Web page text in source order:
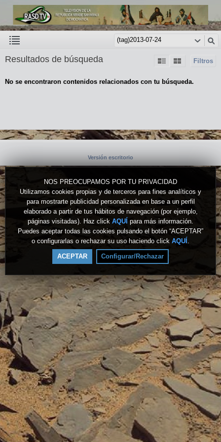
NOS PREOCUPAMOS POR TU PRIVACIDAD
Utilizamos cookies propias y de terceros para fines analíticos y
para mostrarte publicidad personalizada en base a un perfil
elaborado a partir de tus hábitos de navegación (por ejemplo,
páginas visitadas). Haz click AQUÍ para más información.
Puedes aceptar todas las cookies pulsando el botón “ACEPTAR”
o configurarlas o rechazar su uso haciendo click AQUÍ .
ACEPTAR Configurar/Rechazar
Filtros
Resultados de búsqueda
No se encontraron contenidos relacionados con tu búsqueda.
Versión escritorio